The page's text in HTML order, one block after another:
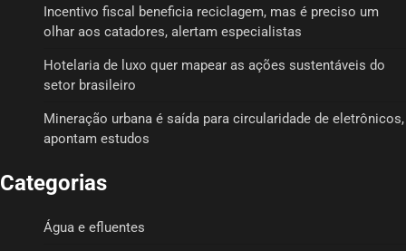
Incentivo fiscal beneficia reciclagem, mas é preciso um
olhar aos catadores, alertam especialistas
Hotelaria de luxo quer mapear as ações sustentáveis do
setor brasileiro
Mineração urbana é saída para circularidade de eletrônicos,
apontam estudos
Categorias
Água e efluentes